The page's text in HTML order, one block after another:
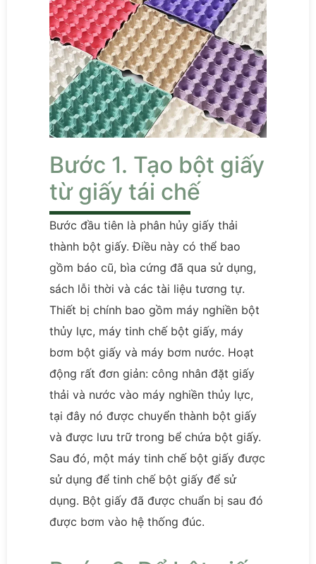
Bước 1. Tạo bột giấy
từ giấy tái chế
Bước đầu tiên là phân hủy giấy thải
thành bột giấy. Điều này có thể bao
gồm báo cũ, bìa cứng đã qua sử dụng,
sách lỗi thời và các tài liệu tương tự.
Thiết bị chính bao gồm máy nghiền bột
thủy lực, máy tinh chế bột giấy, máy
bơm bột giấy và máy bơm nước. Hoạt
động rất đơn giản: công nhân đặt giấy
thải và nước vào máy nghiền thủy lực,
tại đây nó được chuyển thành bột giấy
và được lưu trữ trong bể chứa bột giấy.
Sau đó, một máy tinh chế bột giấy được
sử dụng để tinh chế bột giấy để sử
dụng. Bột giấy đã được chuẩn bị sau đó
được bơm vào hệ thống đúc.